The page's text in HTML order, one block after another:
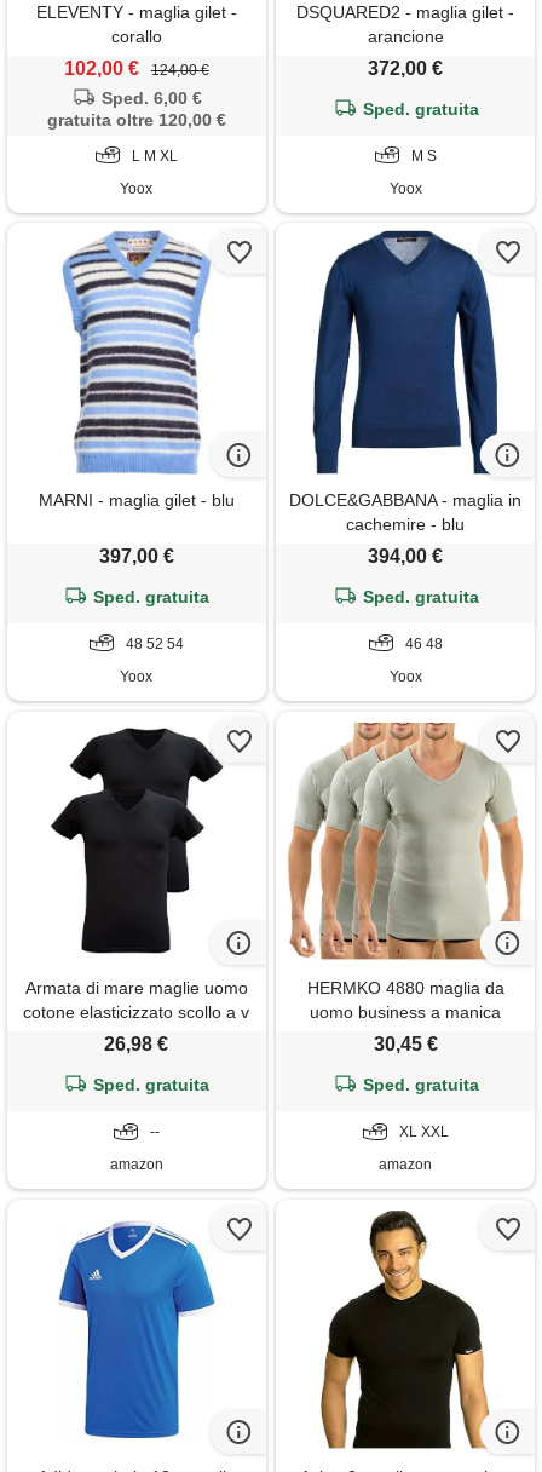
ELEVENTY - maglia gilet -
corallo
102,00 € 124,00 €
Sped. 6,00 €
gratuita oltre 120,00 €
L M XL
Yoox
DSQUARED2 - maglia gilet -
arancione
372,00 €
Sped. gratuita
M S
Yoox
MARNI - maglia gilet - blu
397,00 €
Sped. gratuita
48 52 54
Yoox
DOLCE&GABBANA - maglia in
cachemire - blu
394,00 €
Sped. gratuita
46 48
Yoox
Armata di mare maglie uomo
cotone elasticizzato scollo a v
manica corta 2 pz. (7/xxl,
26,98 €
Sped. gratuita
--
amazon
HERMKO 4880 maglia da
uomo business a manica
corta, con scollo a v,
100% cotone, testata
confezione da 3 pezzi, größe
herren: 6 (xl), farbe: grigio
30,45 €
Sped. gratuita
XL XXL
amazon